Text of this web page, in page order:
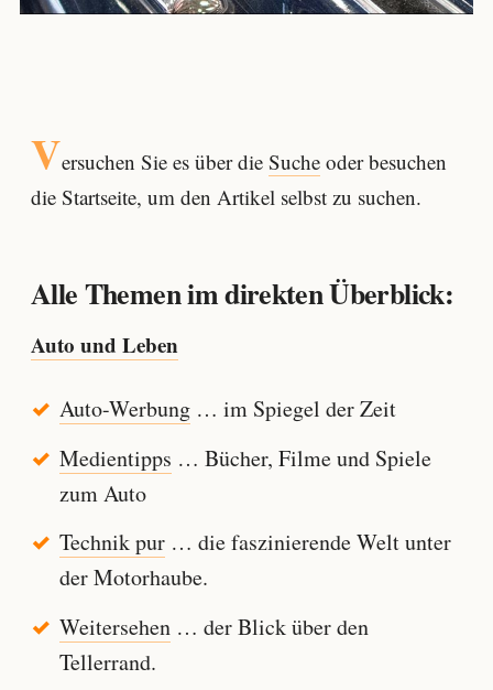
Versuchen Sie es über die Sucheoder besuchen
die Startseite, um den Artikel selbst zu suchen.
Alle Themen im direkten Überblick:
Auto und Leben
Auto-Werbung… im Spiegel der Zeit
Medientipps … Bücher, Filme und Spiele
zum Auto
Technik pur… die faszinierende Welt unter
der Motorhaube.
Weitersehen… der Blick über den
Tellerrand.